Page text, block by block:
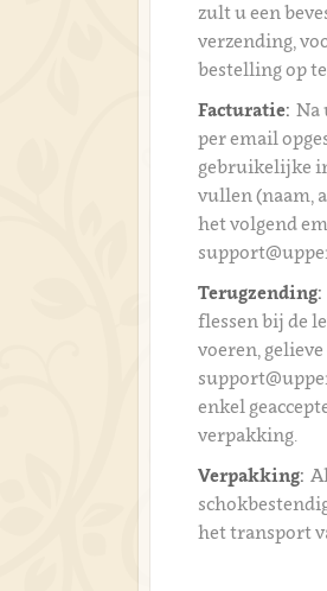
zult u een
verzending,
bestelling op te
Facturatie: Na
per email
gebruikelijke
vullen (naam,
het volgend
Terugzending:
flessen bij de
voeren,
enkel
verpakking.
Verpakking:
het transport